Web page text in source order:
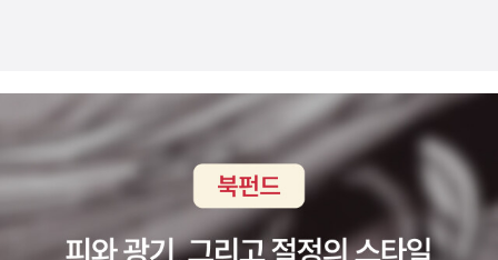
변해 한참을 울었다'고??????????이게 뭐야!4. 사진들이 많다.는
건 장점이겠지. 감성적인 사진은 아니고, 건축현장 실사 나간 것 같은
사진이니, 딱히 사진을 보기 위한 책이 되기도 힘들듯. 5. 그리스에서
유학했다던 저자의 그리스 책은 좋았다. (좋았던걸로 기억한다.) 터키
에 대한 이 두 권짜리 책은 어떻게 나오게 된걸까? 서문에서 받는 느
2010년 뉴베리 수상작인 [어느 날 미란다에게 생긴 일]과 뉴베리 아
너 수상작인 [사라진 도시 사라진 아이들] 얼른 읽고 싶다.이젠 칼데
콧 수상작 뿐 아니라 뉴베리 수상작을 아이와 함께 읽을 수 있어서 좋
아. 몇 년 후엔 청소년 문고도 함께 읽겠지?학습과 관계된 책은 눈길
이 절로 간다.특히 [초등 4학년 성적이 결정한다] 책은 우리 아이 때
문에도 더 궁금하다. 꼭 일어봐야겠다.이 책은 로그인하다보니 그 옆
Ramsey Miller, P J Parrish and Ralph Pezzullo)The Copper
Bracelet (2010) (with Linda Barnes, Brett Battles, Lee Chil
d, David Corbett, Joseph Finder, Jim Fusilli, John Gilstrap,
David Hewson, Jon Land, David Liss, Gayle Lynds, P J Parr
ish, James Phelan, Lisa Scottoline and Jenny Siler)Edge (2